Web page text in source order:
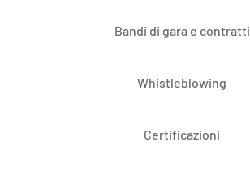
Bandi di gara e contratti
Whistleblowing
Certificazioni